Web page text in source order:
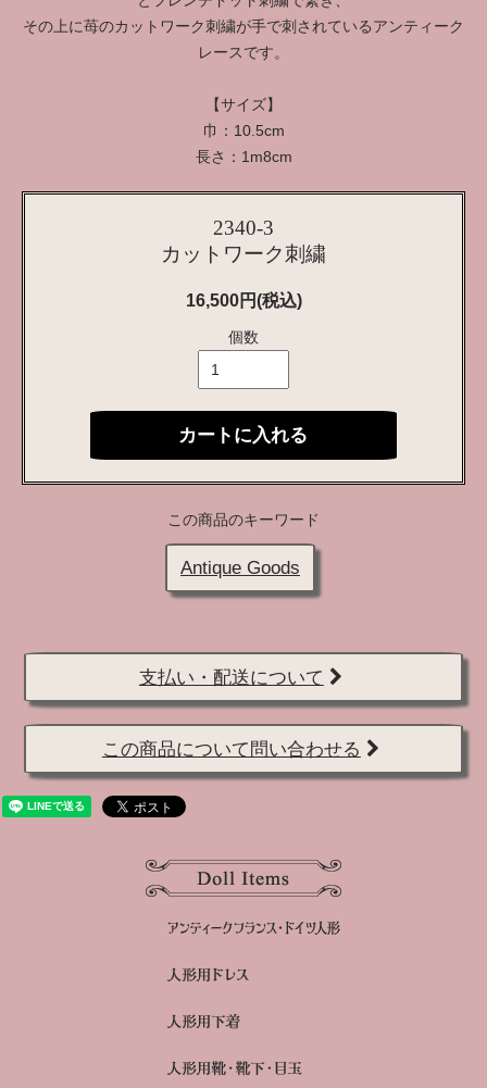
その上に苺のカットワーク刺繍が手で刺されているアンティーク
レースです。
【サイズ】
巾：10.5cm
長さ：1m8cm
2340-3
カットワーク刺繍
16,500円(税込)
個数
カートに入れる
この商品のキーワード
Antique Goods
支払い・配送について
この商品について問い合わせる